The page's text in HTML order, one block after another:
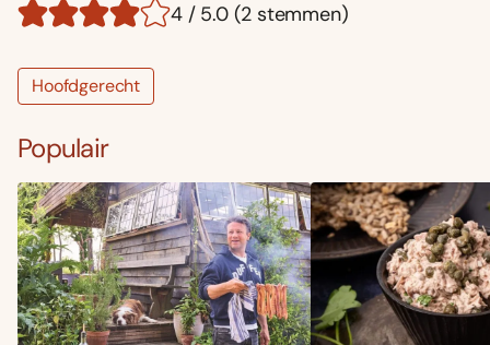
4 / 5.0 (2 stemmen)
Hoofdgerecht
Populair